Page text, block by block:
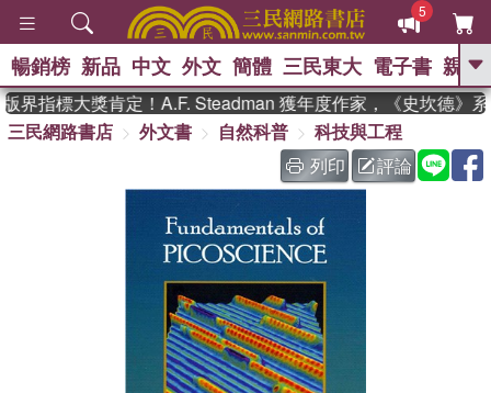
5
GO
熱搜： 東野圭吾 、 The Odyssey
、 如果歷史是一群喵 、 暑期
國際布克獎 臺灣漫遊錄 、 方
孩：黎曼猜想 、 偉大的迷走神經
暢銷榜 新品 中文 外文 簡體 三民東大 電子書 親子
指標大獎肯定！A.F. Steadman 獲年度作家，《史坎德》系
三民網路書店
外文書 自然科普
科技與工程
列印
評論